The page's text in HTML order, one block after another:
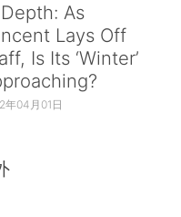
As
Lays Off
Is Its ‘Winter’
年04月01日